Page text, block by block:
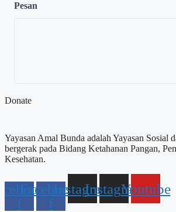
Pesan
Donate
Yayasan Amal Bunda adalah Yayasan Sosial
bergerak pada Bidang Ketahanan Pangan,
Kesehatan.
f
Facebook-
f
InstagramInstagramYoutube